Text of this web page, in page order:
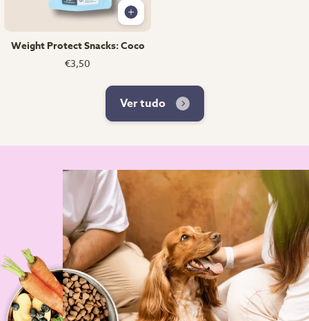
Weight Protect Snacks: Coco
€3,50
Ver tudo